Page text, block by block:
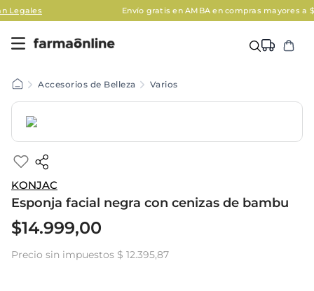
Envío gratis en AMBA en compras mayores a $120.000
Accesorios de Belleza Varios
KONJAC
Esponja facial negra con cenizas de bambu
$14.999,00
Precio sin impuestos $ 12.395,87